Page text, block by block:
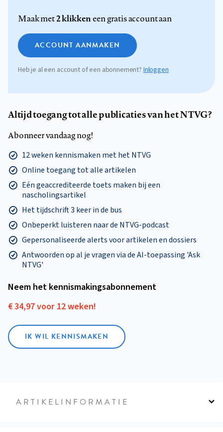
Maak met2 klikkeneen gratis account aan
ACCOUNT AANMAKEN
Heb je al een account of een abonnement? Inloggen
Altijd toegang tot alle publicaties van het NTVG?
Abonneer vandaag nog!
12 weken kennismaken met het NTVG
Online toegang tot alle artikelen
Eén geaccrediteerde toets maken bij een
nascholingsartikel
Het tijdschrift 3 keer in de bus
Onbeperkt luisteren naar de NTVG-podcast
Gepersonaliseerde alerts voor artikelen en dossiers
Antwoorden op al je vragen via de AI-toepassing 'Ask
NTVG'
Neem het kennismakings­abonnement
€ 34,97 voor 12 weken!
IK WIL KENNISMAKEN
ARTIKELINFORMATIE